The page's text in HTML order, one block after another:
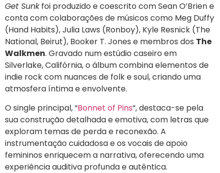
Get Sunkfoi produzido e coescrito com Sean O’Brien e
conta com colaborações de músicos como Meg Duffy
(Hand Habits), Julia Laws (Ronboy), Kyle Resnick (The
National, Beirut), Booker T. Jones e membros dos The
Walkmen. Gravado num estúdio caseiro em
Silverlake, Califórnia, o álbum combina elementos de
indie rock com nuances de folk e soul, criando uma
atmosfera íntima e envolvente.
O single principal, “Bonnet of Pins“, destaca-se pela
sua construção detalhada e emotiva, com letras que
exploram temas de perda e reconexão. A
instrumentação cuidadosa e os vocais de apoio
femininos enriquecem a narrativa, oferecendo uma
experiência auditiva profunda e autêntica.